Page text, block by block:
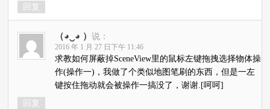
回复
（◕‿◕ ）说：
2016 年 1 月 27 日下午 11:46
求教如何屏蔽掉SceneView里的鼠标左键拖拽选择物体操
作(操作一)，我做了个类似地图笔刷的东西，但是一左
键按住拖动就会被操作一搞没了，谢谢.[呵呵]
回复